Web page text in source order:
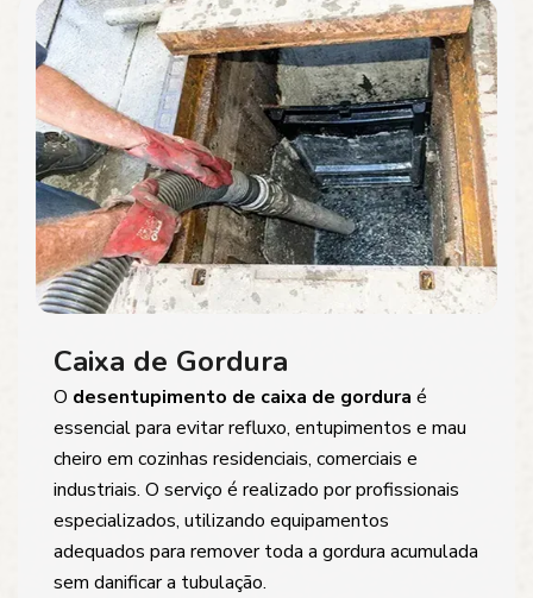
Caixa de Gordura
O desentupimento de caixa de gordura é
essencial para evitar refluxo, entupimentos e mau
cheiro em cozinhas residenciais, comerciais e
industriais. O serviço é realizado por profissionais
especializados, utilizando equipamentos
adequados para remover toda a gordura acumulada
sem danificar a tubulação.